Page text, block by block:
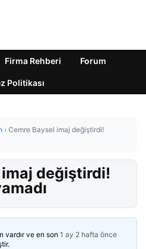
Firma Rehberi Forum
Politikası
› Cemre Baysel imaj değiştirdi!
değiştirdi!
vardır ve en son 1 ay 2 hafta önce